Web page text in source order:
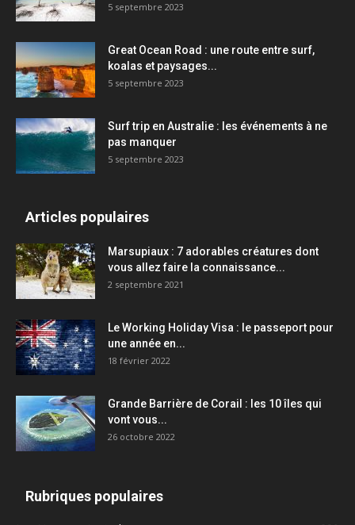
5 septembre 2023
Great Ocean Road : une route entre surf,
koalas et paysages...
5 septembre 2023
Surf trip en Australie : les événements à ne
pas manquer
5 septembre 2023
Articles populaires
Marsupiaux : 7 adorables créatures dont
vous allez faire la connaissance...
2 septembre 2021
Le Working Holiday Visa : le passeport pour
une année en...
18 février 2022
Grande Barrière de Corail : les 10 îles qui
vont vous...
26 octobre 2022
Rubriques populaires